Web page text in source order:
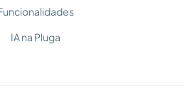
IA na Pluga